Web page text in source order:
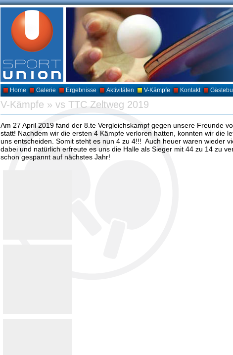
Home Galerie Ergebnisse Aktivitäten V-Kämpfe Kontakt
V-Kämpfe » vs TTC Zeltweg 2019
Am 27 April 2019 fand der 8.te Vergleichskampf gegen unsere Freunde
statt! Nachdem wir die ersten 4 Kämpfe verloren hatten, konnten wir die
uns entscheiden. Somit steht es nun 4 zu 4!!! Auch heuer waren wieder
dabei und natürlich erfreute es uns die Halle als Sieger mit 44 zu 14 zu
schon gespannt auf nächstes Jahr!